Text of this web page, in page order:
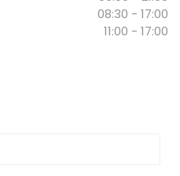
08:30 - 17:00
11:00 - 17:00